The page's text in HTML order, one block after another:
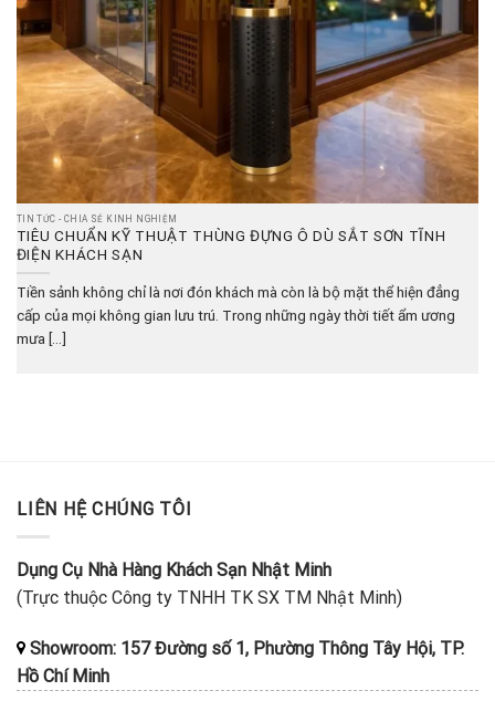
TIN TỨC - CHIA SẺ KINH NGHIỆM
TIÊU CHUẨN KỸ THUẬT THÙNG ĐỰNG Ô DÙ SẮT SƠN TĨNH
ĐIỆN KHÁCH SẠN
Tiền sảnh không chỉ là nơi đón khách mà còn là bộ mặt thể hiện đẳng
cấp của mọi không gian lưu trú. Trong những ngày thời tiết ẩm ương
mưa [...]
LIÊN HỆ CHÚNG TÔI
Dụng Cụ Nhà Hàng Khách Sạn Nhật Minh
(Trực thuộc Công ty TNHH TK SX TM Nhật Minh)
Showroom: 157 Đường số 1, Phường Thông Tây Hội, TP.
Hồ Chí Minh